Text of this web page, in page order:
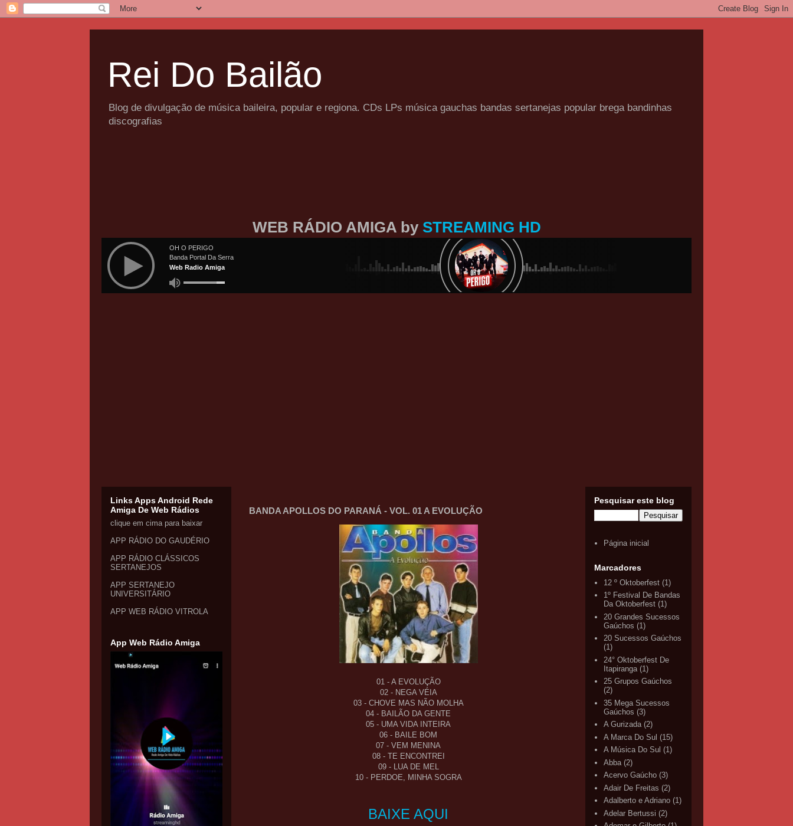
Rei Do Bailão
Blog de divulgação de música baileira, popular e regiona. CDs LPs música gauchas bandas sertanejas popular brega bandinhas
discografias
WEB RÁDIO AMIGA by STREAMING HD
BANDA APOLLOS DO PARANÁ - VOL. 01 A EVOLUÇÃO
01 - A EVOLUÇÃO
02 - NEGA VÉIA
03 - CHOVE MAS NÃO MOLHA
04 - BAILÃO DA GENTE
05 - UMA VIDA INTEIRA
06 - BAILE BOM
07 - VEM MENINA
08 - TE ENCONTREI
09 - LUA DE MEL
10 - PERDOE, MINHA SOGRA
BAIXE AQUI
Links Apps Android Rede
Amiga De Web Rádios
clique em cima para baixar
APP RÁDIO DO GAUDÉRIO
APP RÁDIO CLÁSSICOS
SERTANEJOS
APP SERTANEJO
UNIVERSITÁRIO
APP WEB RÁDIO VITROLA
App Web Rádio Amiga
Pesquisar este blog
Página inicial
Marcadores
12 º Oktoberfest (1)
1º Festival De Bandas
Da Oktoberfest (1)
20 Grandes Sucessos
Gaúchos (1)
20 Sucessos Gaúchos
(1)
24° Oktoberfest De
Itapiranga (1)
25 Grupos Gaúchos
(2)
35 Mega Sucessos
Gaúchos (3)
A Gurizada (2)
A Marca Do Sul (15)
A Música Do Sul (1)
Abba (2)
Acervo Gaúcho (3)
Adair De Freitas (2)
Adalberto e Adriano (1)
Adelar Bertussi (2)